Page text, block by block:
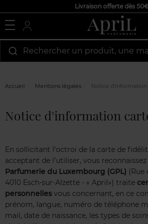
Livraison offerte dès
Rechercher un produit, une
Accueil Mentions légales Notice
Notice d'information
En sollicitant l’octroi de la carte de
acceptant de l’utiliser, vous
Parfumerie du Luxembourg (GPL) (Rue
4010 Esch-sur-Alzette - « April») traite
personnelles vous concernant, en ce
prénom, langue, numéro de téléphone
mail, date de naissance, les types de